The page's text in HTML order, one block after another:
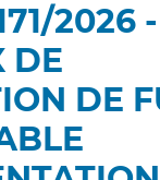
2026 -
DE
DE